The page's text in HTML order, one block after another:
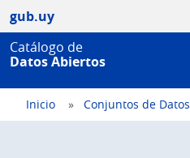
gub.uy
Catálogo de
Datos Abiertos
Inicio Conjuntos de Datos